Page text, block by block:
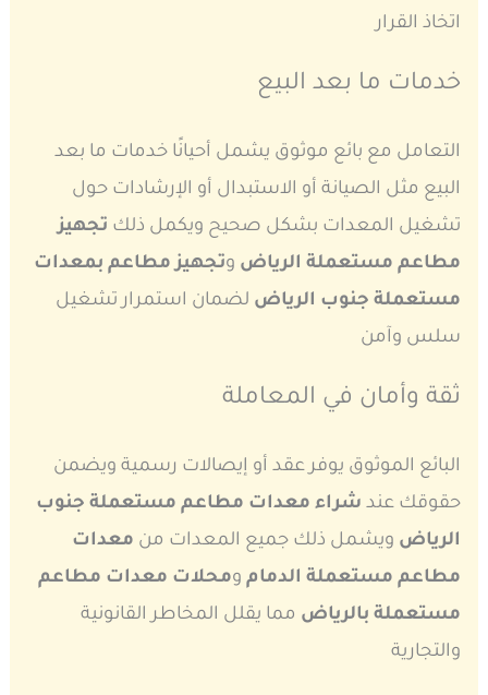
اتخاذ القرار
خدمات ما بعد البيع
التعامل مع بائع موثوق يشمل أحيانًا خدمات ما بعد
البيع مثل الصيانة أو الاستبدال أو الإرشادات حول
تشغيل المعدات بشكل صحيح ويكمل ذلك تجهيز
مطاعم مستعملة الرياض وتجهيز مطاعم بمعدات
مستعملة جنوب الرياض لضمان استمرار تشغيل
سلس وآمن
ثقة وأمان في المعاملة
البائع الموثوق يوفر عقد أو إيصالات رسمية ويضمن
حقوقك عند شراء معدات مطاعم مستعملة جنوب
الرياض ويشمل ذلك جميع المعدات من معدات
مطاعم مستعملة الدمامومحلات معدات مطاعم
مستعملة بالرياض مما يقلل المخاطر القانونية
والتجارية